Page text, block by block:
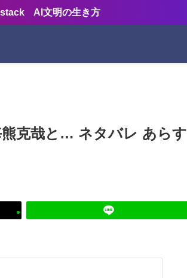
AI文明の生き方
熊克哉と… ネタバレ あらす